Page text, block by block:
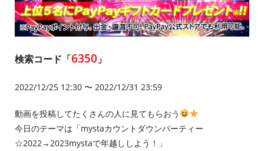
検索コード「6350 」
2022/12/25 12:30 〜 2022/12/31 23:59
動画を投稿してたくさんの人に見てもらおう
今日のテーマは「mystaカウントダウンパーティー
☆2022→2023mystaで年越ししよう！」